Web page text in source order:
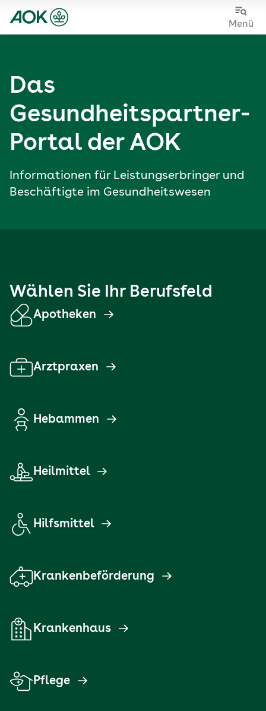
Zum
Zur
Menü
Das
Gesundheits­partner-
Portal der AOK
Informationen für Leistungs­erbringer und
Beschäftigte im Gesundheitswesen
Wählen Sie Ihr Berufsfeld
Apotheken
Arztpraxen
Hebammen
Heilmittel
Hilfsmittel
Krankenbeförderung
Krankenhaus
Pflege